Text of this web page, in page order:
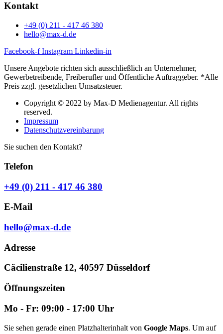
Kontakt
+49 (0) 211 - 417 46 380
hello@max-d.de
Facebook-f Instagram Linkedin-in
Unsere Angebote richten sich ausschließlich an Unternehmer,
Gewerbetreibende, Freiberufler und Öffentliche Auftraggeber. *Alle
Preis zzgl. gesetzlichen Umsatzsteuer.
Copyright © 2022 by Max-D Medienagentur. All rights
reserved.
Impressum
Datenschutzvereinbarung
Sie suchen den Kontakt?
Telefon
+49 (0) 211 - 417 46 380
E-Mail
hello@max-d.de
Adresse
Cäcilienstraße 12, 40597 Düsseldorf
Öffnungszeiten
Mo - Fr: 09:00 - 17:00 Uhr
Sie sehen gerade einen Platzhalterinhalt von Google Maps. Um auf